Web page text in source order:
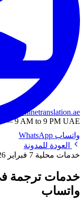
info@onlinetranslation.ae
— 9 AM to 9 PM UAE
واتساب WhatsApp
العودة للمدونة
خدمات محلية 7 فبراير 2026
خدمات ترجمة
واتساب